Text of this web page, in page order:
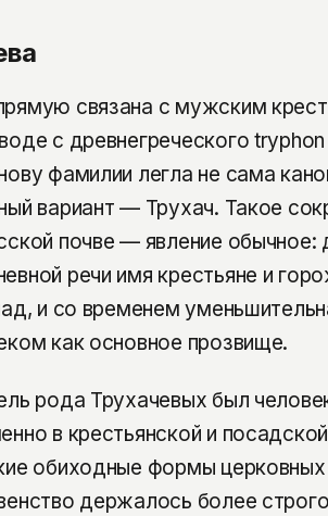
связана с мужским
с древнегреческого tryphon
фамилии легла не сама
вариант — Трухач. Такое
почве — явление обычное:
речи имя крестьяне и
и со временем
как основное прозвище.
рода Трухачевых был
в крестьянской и
обиходные формы
держалось более